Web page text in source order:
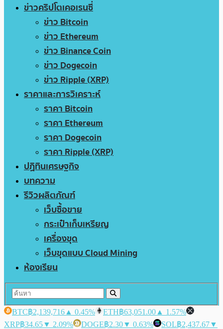
ข่าวคริปโตเคอเรนซี่
ข่าว Bitcoin
ข่าว Ethereum
ข่าว Binance Coin
ข่าว Dogecoin
ข่าว Ripple (XRP)
ราคาและการวิเคราะห์
ราคา Bitcoin
ราคา Ethereum
ราคา Dogecoin
ราคา Ripple (XRP)
ปฏิทินเศรษฐกิจ
บทความ
รีวิวผลิตภัณฑ์
เว็บซื้อขาย
กระเป๋าเก็บเหรียญ
เครื่องขุด
เว็บขุดแบบ Cloud Mining
ห้องเรียน
BTC฿2,139,716 ▲ 0.45% ETH฿63,051.00 ▲ 1.57%
XRP฿34.65▼ 2.09% DOGE฿2.30▼ 0.63% SOL฿2,437.67▼